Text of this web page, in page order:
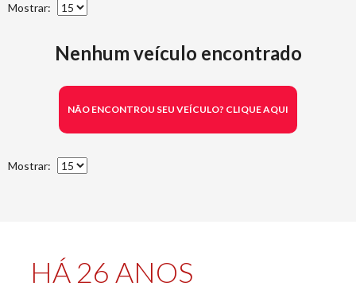
Mostrar:
Nenhum veículo encontrado
NÃO ENCONTROU SEU VEÍCULO? CLIQUE AQUI
Mostrar:
HÁ 26 ANOS